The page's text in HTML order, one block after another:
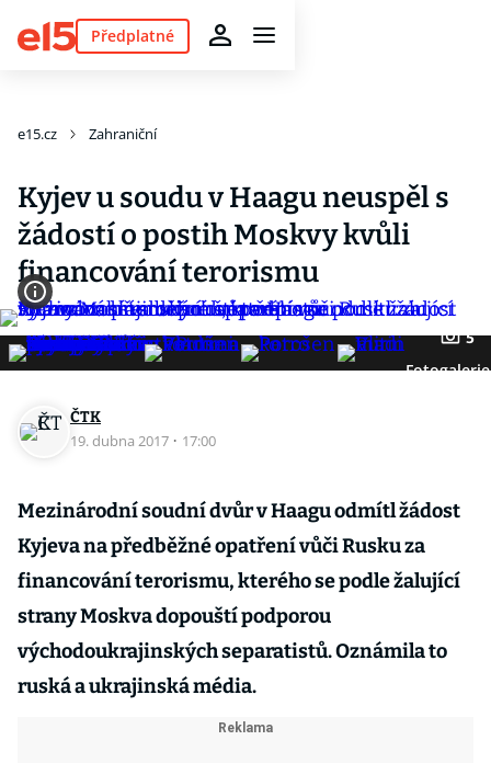
Předplatné
e15.cz Zahraniční
Kyjev u soudu v Haagu neuspěl s
žádostí o postih Moskvy kvůli
financování terorismu
5
Fotogalerie
ČTK
19. dubna 2017 · 17:00
Mezinárodní soudní dvůr v Haagu odmítl žádost
Kyjeva na předběžné opatření vůči Rusku za
financování terorismu, kterého se podle žalující
strany Moskva dopouští podporou
východoukrajinských separatistů. Oznámila to
ruská a ukrajinská média.